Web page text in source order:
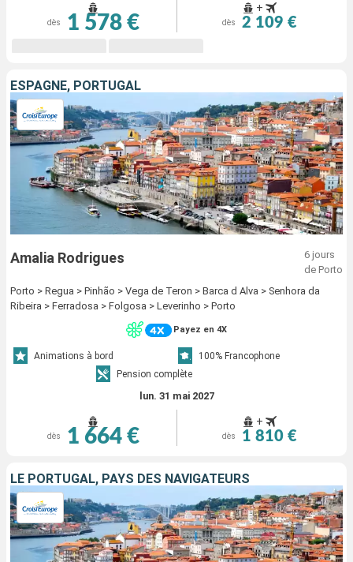
dès 1 578 €
+
dès 2 109 €
ESPAGNE, PORTUGAL
Amalia Rodrigues
6 jours
de Porto
Porto > Regua > Pinhão > Vega de Teron > Barca d Alva > Senhora da
Ribeira > Ferradosa > Folgosa > Leverinho > Porto
Payez en 4X
Animations à bord
100% Francophone
Pension complète
lun. 31 mai 2027
dès 1 664 €
+
dès 1 810 €
LE PORTUGAL, PAYS DES NAVIGATEURS